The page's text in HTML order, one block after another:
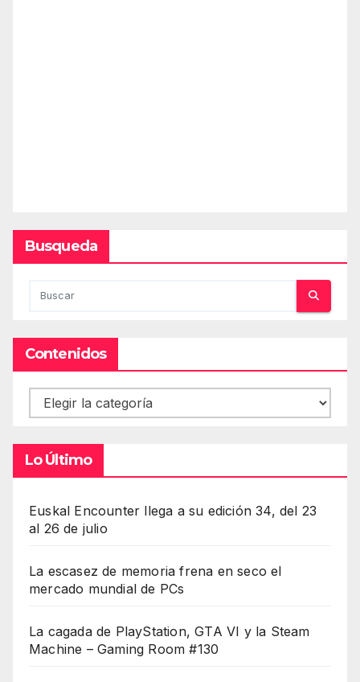
Busqueda
Contenidos
Contenidos
Lo Último
Euskal Encounter llega a su edición 34, del 23
al 26 de julio
La escasez de memoria frena en seco el
mercado mundial de PCs
La cagada de PlayStation, GTA VI y la Steam
Machine – Gaming Room #130